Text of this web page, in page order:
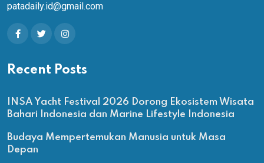
patadaily.id@gmail.com
Recent Posts
INSA Yacht Festival 2026 Dorong Ekosistem Wisata
Bahari Indonesia dan Marine Lifestyle Indonesia
Budaya Mempertemukan Manusia untuk Masa
Depan